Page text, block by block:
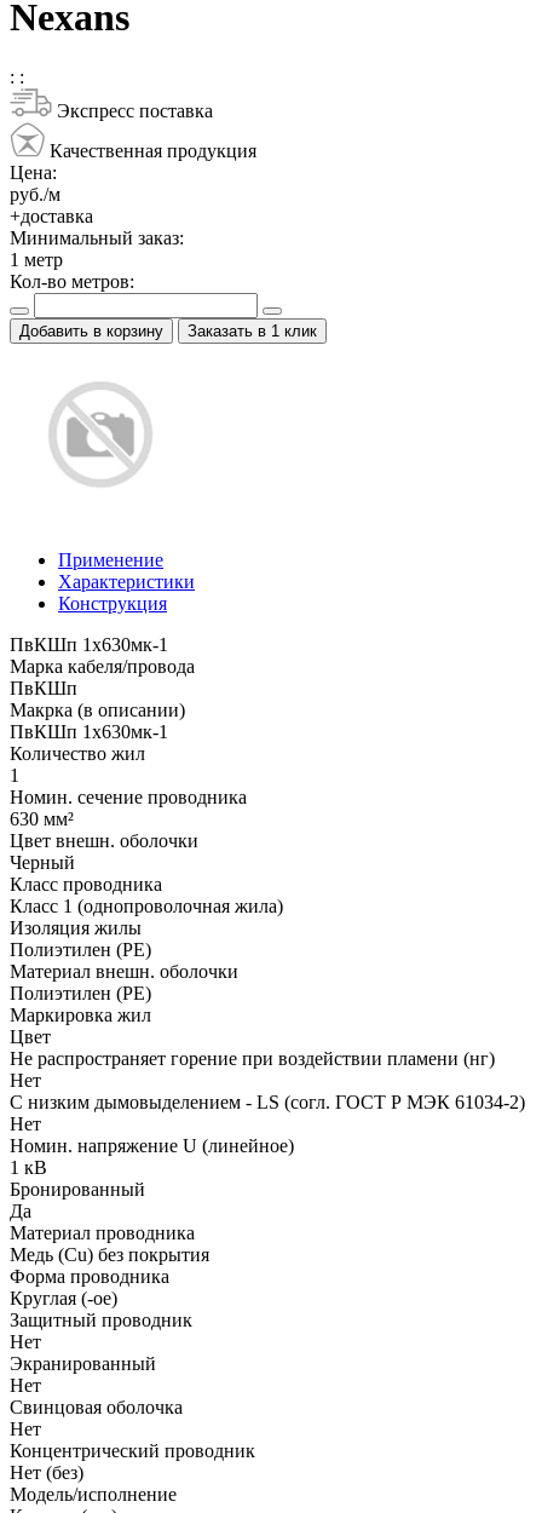
Nexans
: :
Экспресс поставка
Качественная продукция
Цена:
руб./м
+доставка
Минимальный заказ:
1 метр
Кол-во метров:
Добавить в корзину Заказать в 1 клик
Применение
Характеристики
Конструкция
ПвКШп 1x630мк-1
Марка кабеля/провода
ПвКШп
Макрка (в описании)
ПвКШп 1x630мк-1
Количество жил
1
Номин. сечение проводника
630 мм²
Цвет внешн. оболочки
Черный
Класс проводника
Класс 1 (однопроволочная жила)
Изоляция жилы
Полиэтилен (PE)
Материал внешн. оболочки
Полиэтилен (PE)
Маркировка жил
Цвет
Не распространяет горение при воздействии пламени (нг)
Нет
С низким дымовыделением - LS (согл. ГОСТ Р МЭК 61034-2)
Нет
Номин. напряжение U (линейное)
1 кВ
Бронированный
Да
Материал проводника
Медь (Cu) без покрытия
Форма проводника
Круглая (-ое)
Защитный проводник
Нет
Экранированный
Нет
Свинцовая оболочка
Нет
Концентрический проводник
Нет (без)
Модель/исполнение